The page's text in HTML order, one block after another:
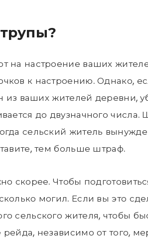
на настроение ваших
к настроению. Однако,
из ваших жителей деревни,
до двузначного числа.
сельский житель
тем больше штраф.
скорее. Чтобы
могил. Если вы это
сельского жителя, чтобы
независимо от того,